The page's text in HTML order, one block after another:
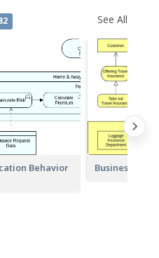
See All
Behavior Business